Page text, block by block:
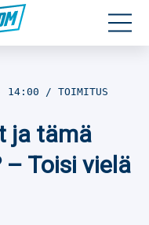
14:00 TOIMITUS
ja tämä
– Toisi vielä